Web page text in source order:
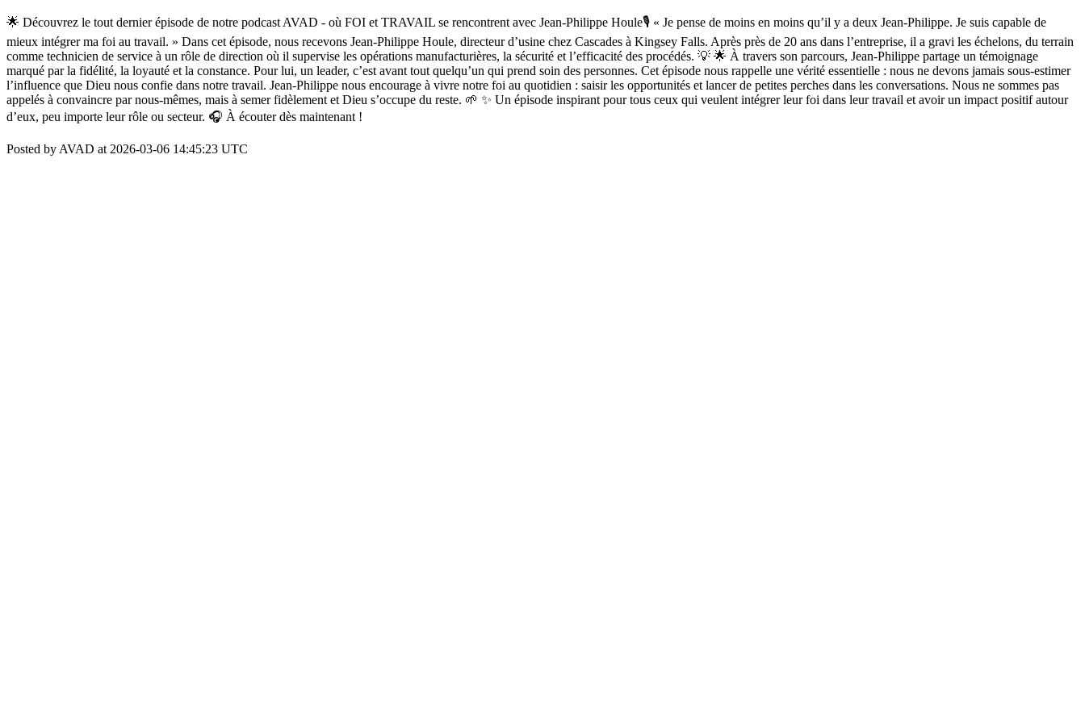
🌟 Découvrez le tout dernier épisode de notre podcast AVAD - où FOI et TRAVAIL se rencontrent avec Jean-Philippe Houle🎙️ « Je pense de moins en moins qu’il y a deux Jean-Philippe. Je suis capable de
mieux intégrer ma foi au travail. » Dans cet épisode, nous recevons Jean-Philippe Houle, directeur d’usine chez Cascades à Kingsey Falls. Après près de 20 ans dans l’entreprise, il a gravi les échelons, du terrain
comme technicien de service à un rôle de direction où il supervise les opérations manufacturières, la sécurité et l’efficacité des procédés. 💡 🌟 À travers son parcours, Jean-Philippe partage un témoignage
marqué par la fidélité, la loyauté et la constance. Pour lui, un leader, c’est avant tout quelqu’un qui prend soin des personnes. Cet épisode nous rappelle une vérité essentielle : nous ne devons jamais sous-estimer
l’influence que Dieu nous confie dans notre travail. Jean-Philippe nous encourage à vivre notre foi au quotidien : saisir les opportunités et lancer de petites perches dans les conversations. Nous ne sommes pas
appelés à convaincre par nous-mêmes, mais à semer fidèlement et Dieu s’occupe du reste. 🌱 ✨ Un épisode inspirant pour tous ceux qui veulent intégrer leur foi dans leur travail et avoir un impact positif autour
d’eux, peu importe leur rôle ou secteur. 🎧 À écouter dès maintenant !
Posted by AVAD at 2026-03-06 14:45:23 UTC